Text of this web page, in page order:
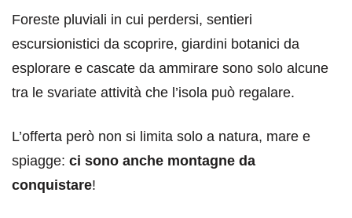
Foreste pluviali in cui perdersi, sentieri
escursionistici da scoprire, giardini botanici da
esplorare e cascate da ammirare sono solo alcune
tra le svariate attività che l’isola può regalare.
L’offerta però non si limita solo a natura, mare e
spiagge: ci sono anche montagne da
conquistare!